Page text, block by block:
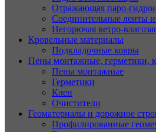
Отражающая паро-
Соединительные ленты и
Негорючая ветро-
Кровельные материалы
Подкладочные ковры
Пены монтажные, герметики,
Пены монтажные
Герметики
Клеи
Очистители
Геоматериалы и дорожное
Профилированные